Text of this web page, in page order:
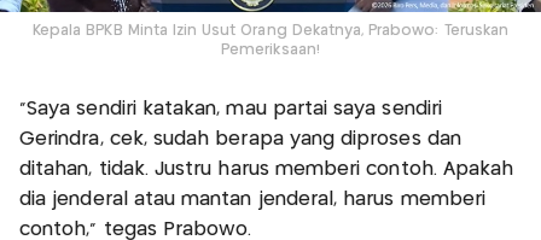
Kepala BPKB Minta Izin Usut Orang Dekatnya, Prabowo: Teruskan
Pemeriksaan!
"Saya sendiri katakan, mau partai saya sendiri
Gerindra, cek, sudah berapa yang diproses dan
ditahan, tidak. Justru harus memberi contoh. Apakah
dia jenderal atau mantan jenderal, harus memberi
contoh," tegas Prabowo.